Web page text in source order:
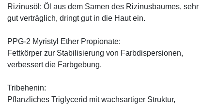
Rizinusöl: Öl aus dem Samen des Rizinusbaumes, sehr
gut verträglich, dringt gut in die Haut ein.
PPG-2 Myristyl Ether Propionate:
Fettkörper zur Stabilisierung von Farbdispersionen,
verbessert die Farbgebung.
Tribehenin:
Pflanzliches Triglycerid mit wachsartiger Struktur,